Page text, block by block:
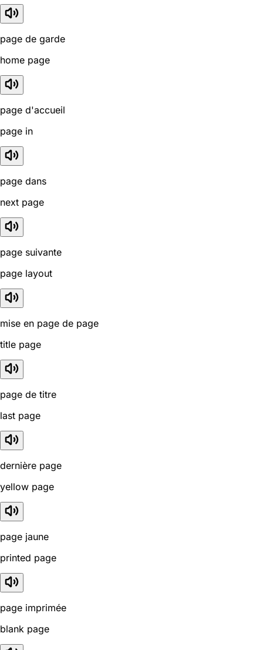
page de garde
home page
page d'accueil
page in
page dans
next page
page suivante
page layout
mise en page de page
title page
page de titre
last page
dernière page
yellow page
page jaune
printed page
page imprimée
blank page